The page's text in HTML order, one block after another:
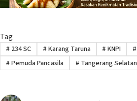
Tag
# 234 SC # Karang Taruna # KNPI #
# Pemuda Pancasila # Tangerang Selatan